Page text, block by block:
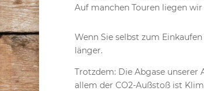
Auf manchen Touren liegen
Wenn Sie selbst zum
länger.
Trotzdem: Die Abgase
allem der CO2-Außstoß ist